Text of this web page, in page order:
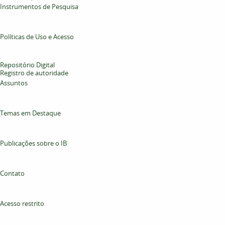
Instrumentos de Pesquisa
Políticas de Uso e Acesso
Repositório Digital
Registro de autoridade
Assuntos
Temas em Destaque
Publicações sobre o IB
Contato
Acesso restrito